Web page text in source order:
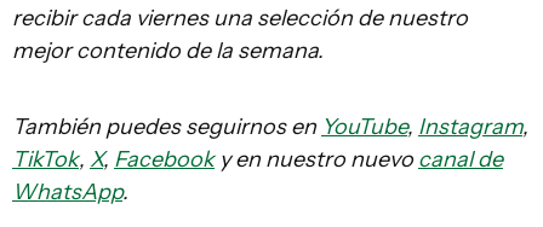
recibir cada viernes una selección de nuestro
mejor contenido de la semana.
También puedes seguirnos en YouTube, Instagram,
TikTok, X, Facebooky en nuestro nuevo canal de
WhatsApp.